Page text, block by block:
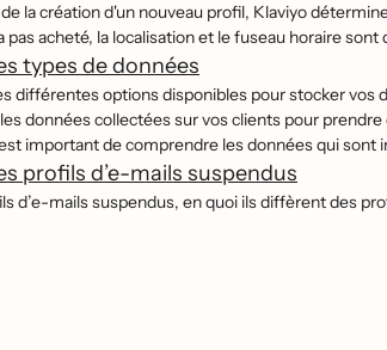
la création d'un nouveau profil, Klaviyo
pas acheté, la localisation et le fuseau horaire
types de données
différentes options disponibles pour stocker vos
données collectées sur vos clients pour
important de comprendre les données qui sont
profils d’e-mails suspendus
d’e-mails suspendus, en quoi ils diffèrent des